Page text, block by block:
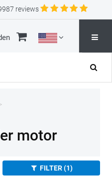
reviews
motor
FILTER (1)